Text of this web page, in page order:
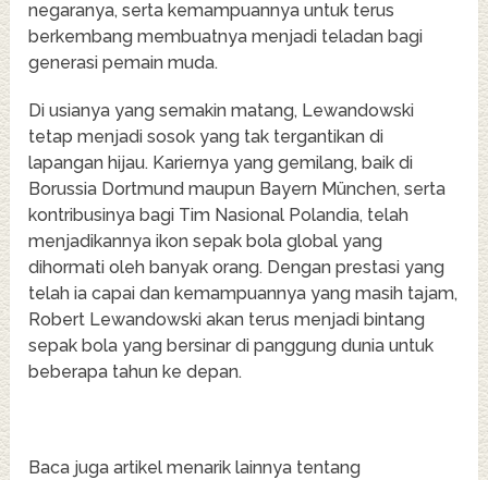
negaranya, serta kemampuannya untuk terus
berkembang membuatnya menjadi teladan bagi
generasi pemain muda.
Di usianya yang semakin matang, Lewandowski
tetap menjadi sosok yang tak tergantikan di
lapangan hijau. Kariernya yang gemilang, baik di
Borussia Dortmund maupun Bayern München, serta
kontribusinya bagi Tim Nasional Polandia, telah
menjadikannya ikon sepak bola global yang
dihormati oleh banyak orang. Dengan prestasi yang
telah ia capai dan kemampuannya yang masih tajam,
Robert Lewandowski akan terus menjadi bintang
sepak bola yang bersinar di panggung dunia untuk
beberapa tahun ke depan.
Baca juga artikel menarik lainnya tentang